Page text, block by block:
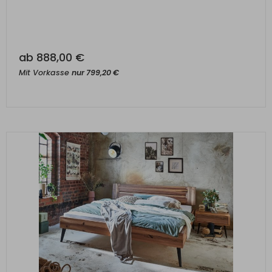
ab 888,00 €
Mit Vorkasse nur799,20€